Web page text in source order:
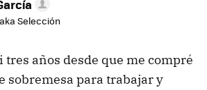
Selección
tres años desde que me compré
sobremesa para trabajar y